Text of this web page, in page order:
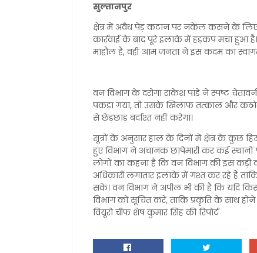
सुल्तानपुर
क्षेत्र में अवैध पेड़ कटान पर नकेल कसने के लिए
कार्रवाई के बाद पूरे इलाके में हड़कंप मचा हुआ
माहौल है, वहीं आम जनता ने इस कदम का
वन विभाग के दरोगा राकेश पांडे ने स्पष्ट
पकड़ा गया, तो उसके खिलाफ तत्काल और कठोर
से छेड़छाड़ बर्दाश्त नहीं करेगा।
सूत्रों के अनुसार हाल के दिनों में क्षेत्र के कुछ
हुए विभाग ने अचानक छापेमारी कर कई स्थानों
लोगों का कहना है कि वन विभाग की इस कड़ी
अधिकारी लगातार इलाके में गश्त कर रहे हैं
सके। वन विभाग ने अपील भी की है कि यदि
विभाग को सूचित करें, ताकि प्रकृति के साथ
वियूरो चीफ शेष कुमार सिंह की रिपोर्ट